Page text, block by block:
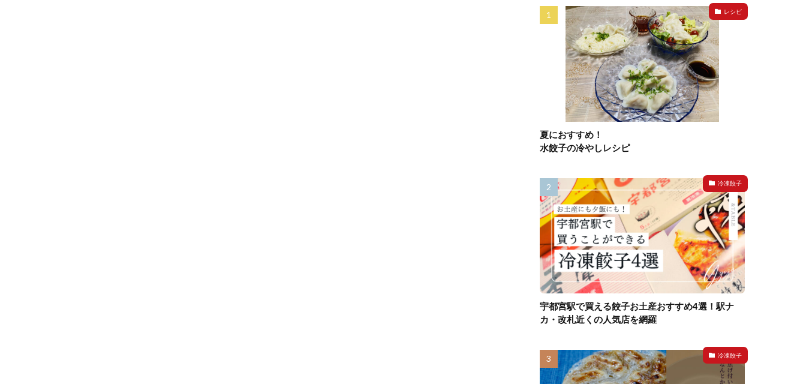
レシピ
夏におすすめ！
水餃子の冷やしレシピ
冷凍餃子
宇都宮駅で買える餃子お土産おすすめ4選！駅ナ
カ・改札近くの人気店を網羅
冷凍餃子